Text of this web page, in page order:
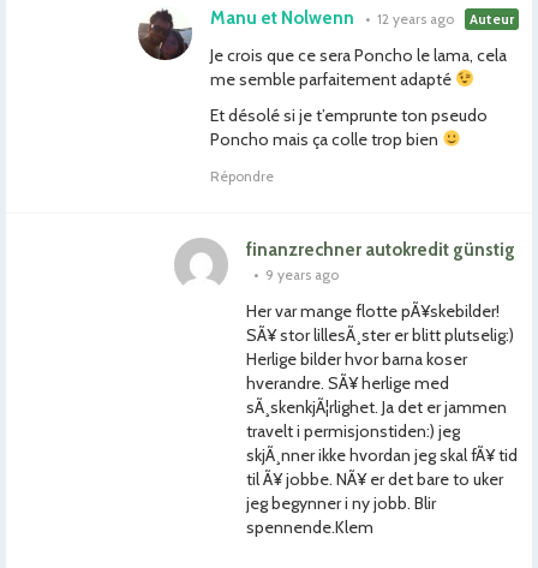
Manu et Nolwenn • 12 years ago Auteur
Je crois que ce sera Poncho le lama, cela
me semble parfaitement adapté
Et désolé si je t’emprunte ton pseudo
Poncho mais ça colle trop bien
Répondre
finanzrechner autokredit günstig
• 9 years ago
Her var mange flotte pÃ¥skebilder!
SÃ¥ stor lillesÃ¸ster er blitt plutselig:)
Herlige bilder hvor barna koser
hverandre. SÃ¥ herlige med
sÃ¸skenkjÃ¦rlighet. Ja det er jammen
travelt i permisjonstiden:) jeg
skjÃ¸nner ikke hvordan jeg skal fÃ¥ tid
til Ã¥ jobbe. NÃ¥ er det bare to uker
jeg begynner i ny jobb. Blir
spennende.Klem